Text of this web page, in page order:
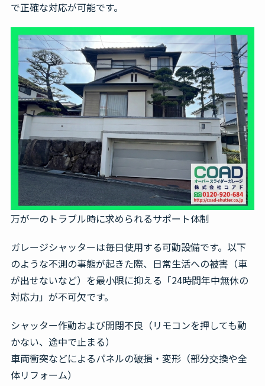
で正確な対応が可能です。
万が一のトラブル時に求められるサポート体制
ガレージシャッターは毎日使用する可動設備です。以下
のような不測の事態が起きた際、日常生活への被害（車
が出せないなど）を最小限に抑える「24時間年中無休の
対応力」が不可欠です。
シャッター作動および開閉不良（リモコンを押しても動
かない、途中で止まる）
車両衝突などによるパネルの破損・変形（部分交換や全
体リフォーム）